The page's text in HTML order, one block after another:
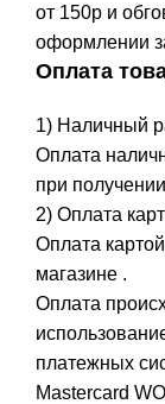
от 150р и
оформлении
Оплата
1) Наличный
Оплата
при
2) Оплата
Оплата
магазине .
Оплата
платежных
Mastercard